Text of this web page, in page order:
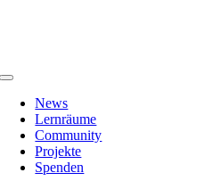
Toggle
Navigation
News
Lernräume
Community
Projekte
Spenden